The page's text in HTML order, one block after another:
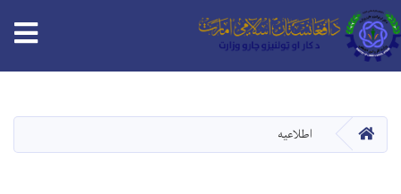
content
HOME اطلاعیه